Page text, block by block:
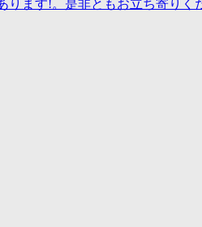
ります!。是非ともお立ち寄りく